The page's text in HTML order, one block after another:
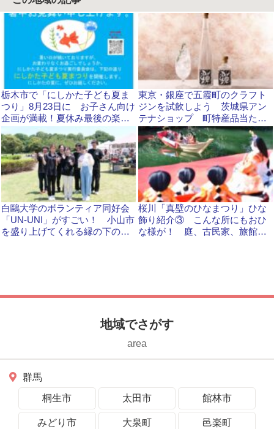
栃木市で「にしかた子ども夏ま
つり」8月23日に お子さん向け
企画が満載！夏休み最後の楽し
いひとときを
東京・銀座で五霞町のクラフト
ジンを試飲しよう 茨城県アン
テナショップ 町特産品当たる
「ガチャ」にも挑戦できます
白鷗大学のボランティア同好会
「UN-UNI」がすごい！ 小山市
を盛り上げてくれる縁の下の力
桜川「真壁のひなまつり」ひな
飾り紹介③ こんな所にもおひ
な様が！ 庭、古民家、旅館、
地域でさがす
area
群馬
桐生市
太田市 館林市
みどり市 大泉町 邑楽町